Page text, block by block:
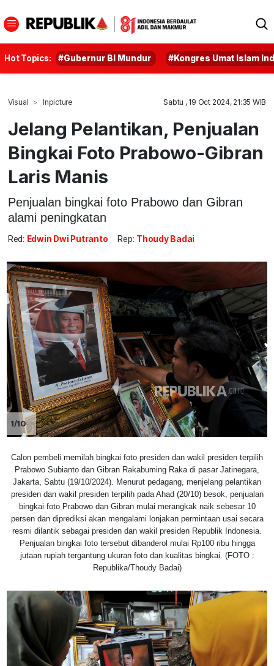
Hot Topics: #Gubernur BI Mundur #Kongres Umat Islam
Visual Inpicture Sabtu , 19 Oct 2024, 21:35 WIB
Jelang Pelantikan, Penjualan
Bingkai Foto Prabowo-Gibran
Laris Manis
Penjualan bingkai foto Prabowo dan Gibran
alami peningkatan
Red: Edwin Dwi Putranto Rep: Thoudy Badai
1/10
Calon pembeli memilah bingkai foto presiden dan wakil presiden terpilih
Prabowo Subianto dan Gibran Rakabuming Raka di pasar Jatinegara,
Jakarta, Sabtu (19/10/2024). Menurut pedagang, menjelang pelantikan
presiden dan wakil presiden terpilih pada Ahad (20/10) besok, penjualan
bingkai foto Prabowo dan Gibran mulai merangkak naik sebesar 10
persen dan diprediksi akan mengalami lonjakan permintaan usai secara
resmi dilantik sebagai presiden dan wakil presiden Republik Indonesia.
Penjualan bingkai foto tersebut dibanderol mulai Rp100 ribu hingga
jutaan rupiah tergantung ukuran foto dan kualitas bingkai. (FOTO :
Republika/Thoudy Badai)